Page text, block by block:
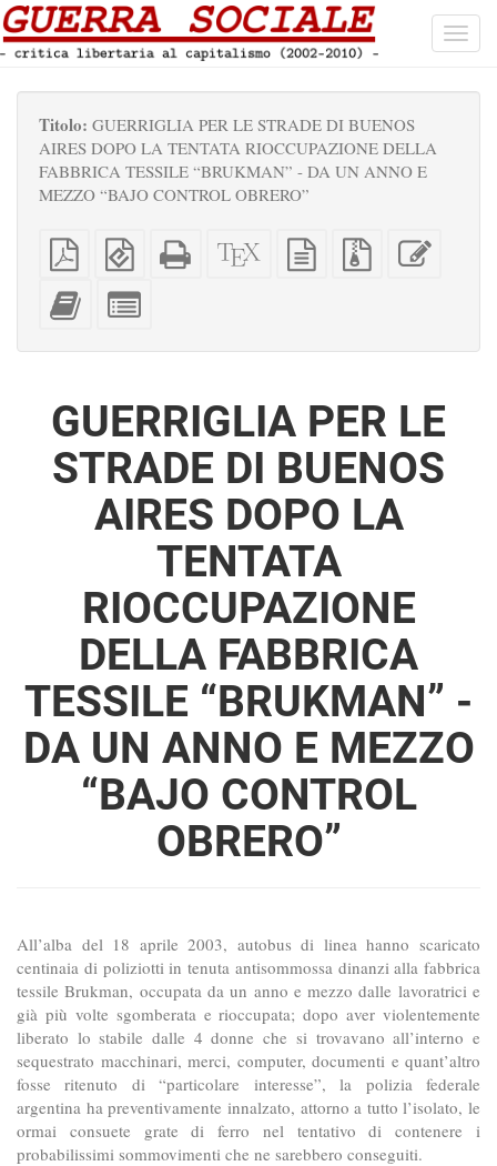
Titolo: GUERRIGLIA PER LE STRADE DI BUENOS
AIRES DOPO LA TENTATA RIOCCUPAZIONE DELLA
FABBRICA TESSILE “BRUKMAN” - DA UN ANNO E
MEZZO “BAJO CONTROL OBRERO”
PDF
semplice
EPUB
(per
HTML
completo
Sorgenti
XeLaTeX
sorgente
File
sorgenti
Aggiungi
questo
all'impaginatore
per
GUERRIGLIA PER LE
STRADE DI BUENOS
AIRES DOPO LA
TENTATA
RIOCCUPAZIONE
DELLA FABBRICA
TESSILE “BRUKMAN” -
DA UN ANNO E MEZZO
“BAJO CONTROL
OBRERO”
All’alba del 18 aprile 2003, autobus di linea hanno scaricato
centinaia di poliziotti in tenuta antisommossa dinanzi alla fabbrica
tessile Brukman, occupata da un anno e mezzo dalle lavoratrici e
già più volte sgomberata e rioccupata; dopo aver violentemente
liberato lo stabile dalle 4 donne che si trovavano all’interno e
sequestrato macchinari, merci, computer, documenti e quant’altro
fosse ritenuto di “particolare interesse”, la polizia federale
argentina ha preventivamente innalzato, attorno a tutto l’isolato, le
ormai consuete grate di ferro nel tentativo di contenere i
probabilissimi sommovimenti che ne sarebbero conseguiti.